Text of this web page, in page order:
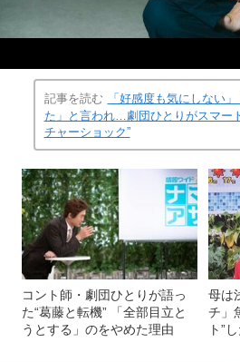
記事を読む
「好感度も気にしない
た」と言われ…劇団ひとりがスマー
チャーショック”
コント師・劇団ひとりが語っ
た“葛藤と転機” 「全部目立と
うとする」のをやめた理由
母は
チ」
ト”